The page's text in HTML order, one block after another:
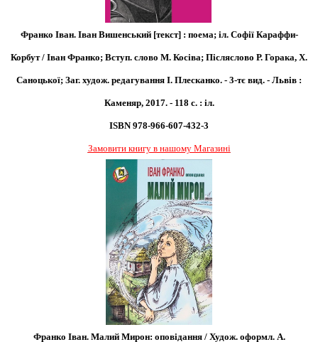
Франко Іван. Іван Вишенський [текст] : поема; іл. Софії Караффи-
Корбут / Іван Франко; Вступ. слово М. Косіва; Післяслово Р. Горака, Х.
Саноцької; Заг. худож. редагування І. Плесканко. - 3-тє вид. - Львів :
Каменяр, 2017. - 118 с. : іл.
ISBN 978-966-607-432-3
Замовити книгу в нашому Магазині
Франко Іван. Малий Мирон: оповідання / Худож. оформл. А.